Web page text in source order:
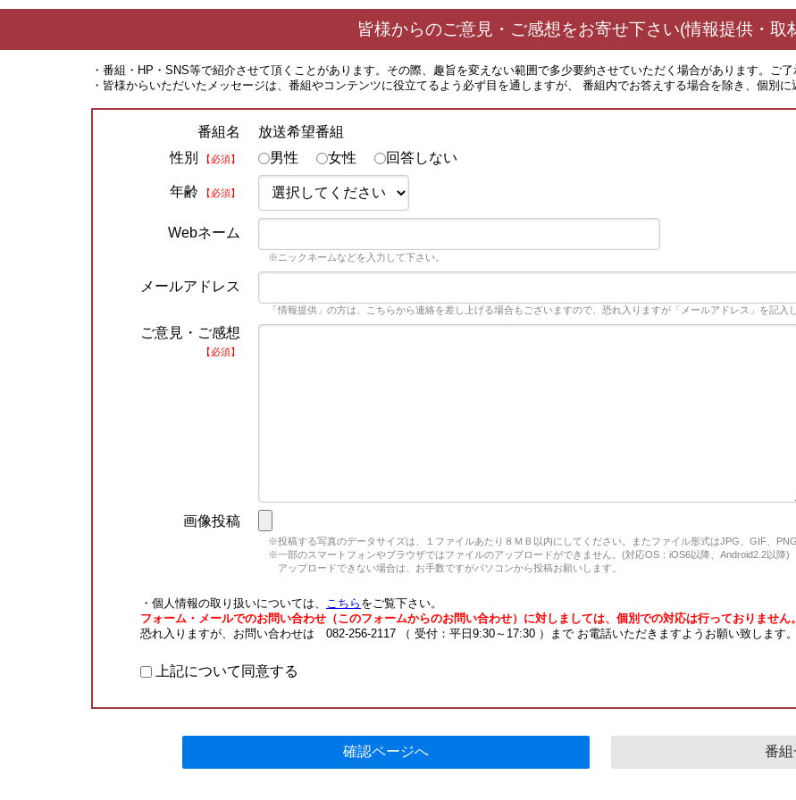
皆様からのご意見・ご感想をお寄せ下さい(情報提供・取
・番組・HP・SNS等で紹介させて頂くことがあります。その際、趣旨を変えない範囲で多少要約させていただく場合があります。ご了
・皆様からいただいたメッセージは、番組やコンテンツに役立てるよう必ず目を通しますが、 番組内でお答えする場合を除き、個別に
番組名
放送希望番組
性別
【必須】 男性 女性 回答しない
年齢 【必須】
Webネーム
※ニックネームなどを入力して下さい。
メールアドレス
「情報提供」の方は、こちらから連絡を差し上げる場合もございますので、恐れ入りますが「メールアドレス」を記入
ご意見・ご感想
【必須】
画像投稿
※投稿する写真のデータサイズは、１ファイルあたり８ＭＢ以内にしてください。またファイル形式はJPG、GIF、
※一部のスマートフォンやブラウザではファイルのアップロードができません。(対応OS：iOS6以降、Android2.2以降)
アップロードできない場合は、お手数ですがパソコンから投稿お願いします。
・個人情報の取り扱いについては、 こちら をご覧下さい。
フォーム・メールでのお問い合わせ（このフォームからのお問い合わせ）に対しましては、個別での対応は行っておりません。
恐れ入りますが、お問い合わせは 082-256-2117 （ 受付：平日9:30～17:30 ）まで お電話いただきますようお願い致します。
上記について同意する
確認ページへ 番組